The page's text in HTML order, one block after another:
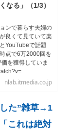
なる」（1/3）
ンで暮らす夫婦の
良くて見ていて楽
YouTubeで話題
点で6万2000回を
を獲得していま
nlab.itmedia.co.jp
た”雑草→1
これは絶対